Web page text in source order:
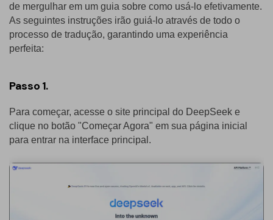
de mergulhar em um guia sobre como usá-lo efetivamente.
As seguintes instruções irão guiá-lo através de todo o
processo de tradução, garantindo uma experiência
perfeita:
Passo 1.
Para começar, acesse o site principal do DeepSeek e
clique no botão "Começar Agora" em sua página inicial
para entrar na interface principal.